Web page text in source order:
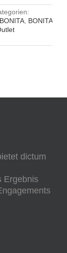
BONITA BONITA
dictum
Ergebnis